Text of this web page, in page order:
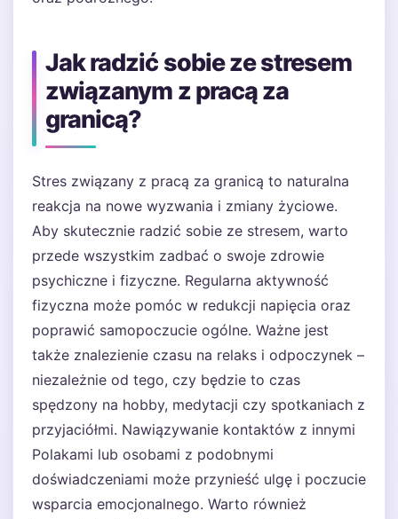
Jak radzić sobie ze stresem
związanym z pracą za
granicą?
Stres związany z pracą za granicą to naturalna
reakcja na nowe wyzwania i zmiany życiowe.
Aby skutecznie radzić sobie ze stresem, warto
przede wszystkim zadbać o swoje zdrowie
psychiczne i fizyczne. Regularna aktywność
fizyczna może pomóc w redukcji napięcia oraz
poprawić samopoczucie ogólne. Ważne jest
także znalezienie czasu na relaks i odpoczynek –
niezależnie od tego, czy będzie to czas
spędzony na hobby, medytacji czy spotkaniach z
przyjaciółmi. Nawiązywanie kontaktów z innymi
Polakami lub osobami z podobnymi
doświadczeniami może przynieść ulgę i poczucie
wsparcia emocjonalnego. Warto również